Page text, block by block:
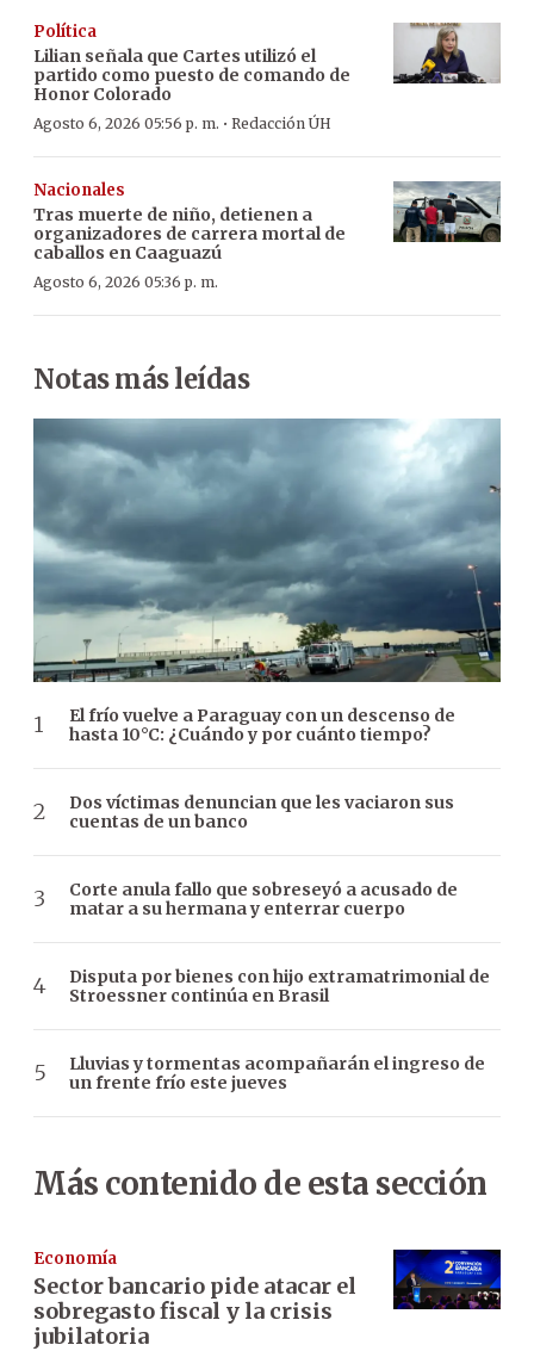
Política
Lilian señala que Cartes utilizó el
partido como puesto de comando de
Honor Colorado
Agosto 6, 2026 05:56 p. m. · Redacción ÚH
Nacionales
Tras muerte de niño, detienen a
organizadores de carrera mortal de
caballos en Caaguazú
Agosto 6, 2026 05:36 p. m.
Notas más leídas
El frío vuelve a Paraguay con un descenso de
hasta 10°C: ¿Cuándo y por cuánto tiempo?
Dos víctimas denuncian que les vaciaron sus
cuentas de un banco
Corte anula fallo que sobreseyó a acusado de
matar a su hermana y enterrar cuerpo
Disputa por bienes con hijo extramatrimonial de
Stroessner continúa en Brasil
Lluvias y tormentas acompañarán el ingreso de
un frente frío este jueves
Más contenido de esta sección
Economía
Sector bancario pide atacar el
sobregasto fiscal y la crisis
jubilatoria